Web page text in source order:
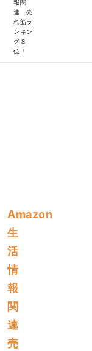
報関
連 売
れ筋ラ
ンキン
グ８
位！
Amazon
生
活
情
報
関
連
売